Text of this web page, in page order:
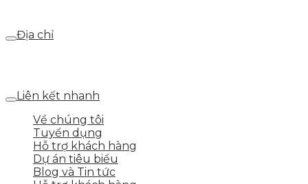
Địa chỉ
Liên kết nhanh
Về chúng tôi
Tuyển dụng
Hỗ trợ khách hàng
Dự án tiêu biểu
Blog và Tin tức